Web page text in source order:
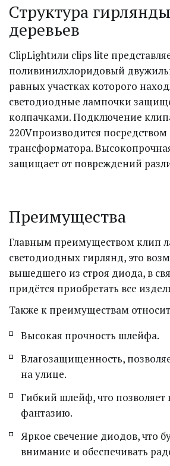
Структура
деревьев
ClipLightили clips lite
поливинилхлоридовый
равных участках которого
светодиодные лампочки
колпачками. Подключение
220Vпроизводится
трансформатора.
защищает от повреждений
Преимущества
Главным преимуществом клип
светодиодных гирлянд, это
вышедшего из строя диода, в
придётся приобретать все
Также к преимуществам
Высокая прочность шлейфа.
Влагозащищенность,
на улице.
Гибкий шлейф, что
фантазию.
Яркое свечение диодов, что
внимание и обеспечивать